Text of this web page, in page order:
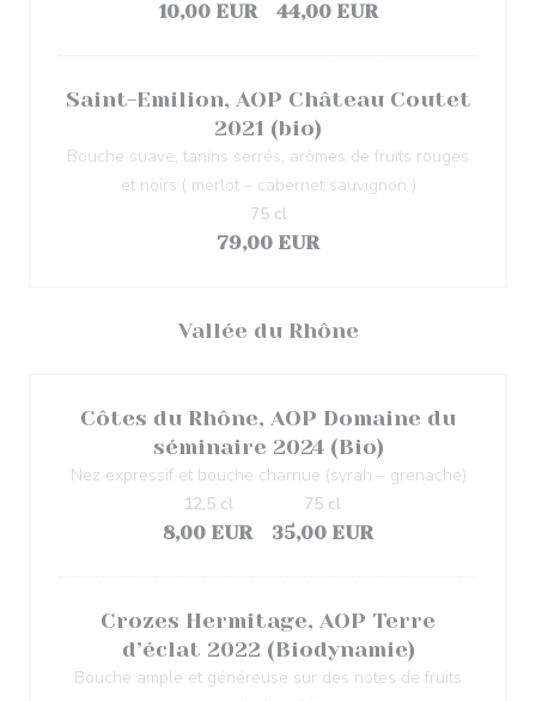
10,00 EUR
44,00 EUR
Saint-Emilion, AOP Château Coutet
2021 (bio)
Bouche suave, tanins serrés, arômes de fruits rouges
et noirs ( merlot – cabernet sauvignon )
79,00 EUR
75 cl
Vallée du Rhône
Côtes du Rhône, AOP Domaine du
séminaire 2024 (Bio)
Nez expressif et bouche charnue (syrah – grenache)
8,00 EUR
12,5 cl
35,00 EUR
75 cl
Crozes Hermitage, AOP Terre
d’éclat 2022 (Biodynamie)
Bouche ample et généreuse sur des notes de fruits